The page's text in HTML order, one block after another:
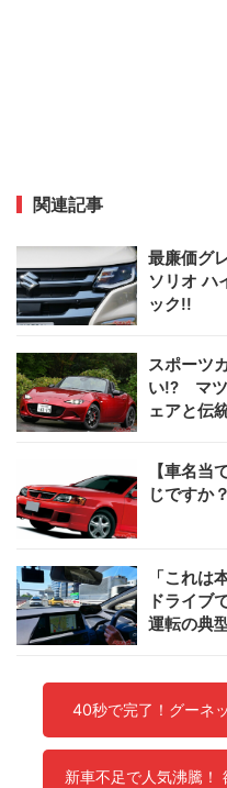
関連記事
最廉価グ
ソリオ ハ
ック!!
スポーツ
い!? マツ
ェアと伝
【車名当
じですか
「これ
ドライブ
運転の典
40秒で完了！グーネ
新車不足で人気沸騰